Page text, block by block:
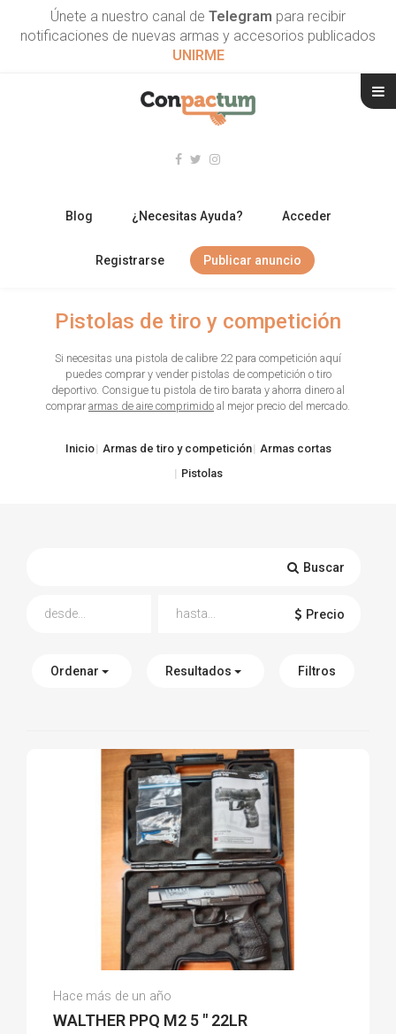
Únete a nuestro canal de Telegram para recibir
notificaciones de nuevas armas y accesorios publicados
UNIRME
Blog ¿Necesitas Ayuda? Acceder
Registrarse Publicar anuncio
ARMAS CORTAS
Pistolas de tiro y competición
Si necesitas una pistola de calibre 22 para competición aquí
puedes comprar y vender pistolas de competición o tiro
deportivo. Consigue tu pistola de tiro barata y ahorra dinero al
comprararmas de aire comprimido al mejor precio del mercado.
Inicio Armas de tiro y competición
Armas cortas
Pistolas
Buscar
Precio
Ordenar Resultados Filtros
Alejandro A.
(0)
Hace más de un año
WALTHER PPQ M2 5 " 22LR